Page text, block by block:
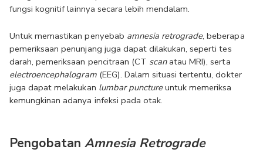
fungsi kognitif lainnya secara lebih mendalam.
Untuk memastikan penyebab amnesia retrograde, beberapa
pemeriksaan penunjang juga dapat dilakukan, seperti tes
darah, pemeriksaan pencitraan (CT scan
electroencephalogram (EEG). Dalam situasi tertentu, dokter
juga dapat melakukan lumbar puncture untuk memeriksa
kemungkinan adanya infeksi pada otak.
Pengobatan Amnesia Retrograde